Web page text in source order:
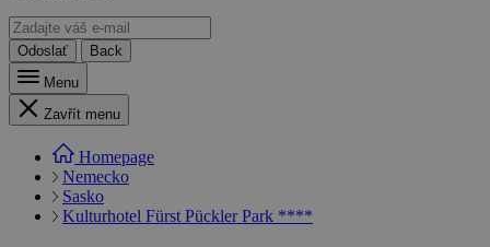
Odoslať
Back
Menu
Zavřít menu
Homepage
Nemecko
Sasko
Kulturhotel Fürst Pückler Park ****